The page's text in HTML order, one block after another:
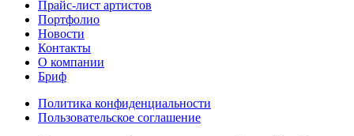
Прайс-лист артистов
Портфолио
Новости
Контакты
О компании
Бриф
Политика конфиденциальности
Пользовательское соглашение